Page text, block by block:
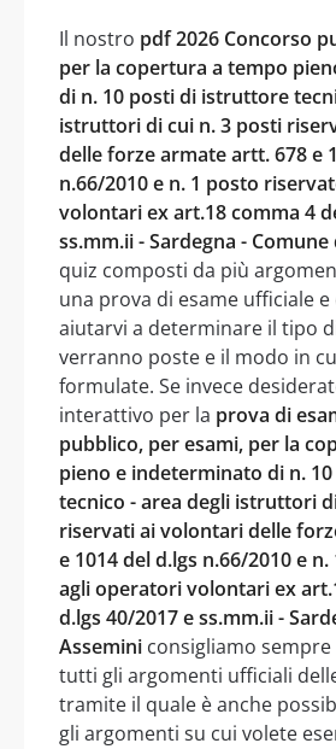
Il nostro pdf 2026 Concorso
per la copertura a tempo
di n. 10 posti di istruttore
istruttori di cui n. 3 posti
delle forze armate artt. 678 e
n.66/2010 e n. 1 posto
volontari ex art.18 comma 4
ss.mm.ii - Sardegna -
quiz composti da più
una prova di esame ufficiale
aiutarvi a determinare il tipo
verranno poste e il modo in
formulate. Se invece
interattivo per la prova di
pubblico, per esami, per la
pieno e indeterminato di n.
tecnico - area degli istruttori
riservati ai volontari delle
e 1014 del d.lgs n.66/2010 e
agli operatori volontari ex
d.lgs 40/2017 e ss.mm.ii -
Assemini consigliamo
tutti gli argomenti ufficiali
tramite il quale è anche
gli argomenti su cui volete